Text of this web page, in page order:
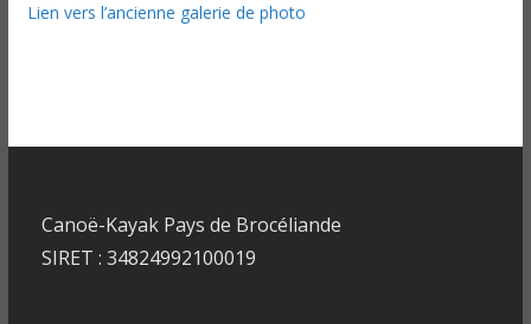
Lien vers l’ancienne galerie de photo
Canoë-Kayak Pays de Brocéliande
SIRET : 34824992100019